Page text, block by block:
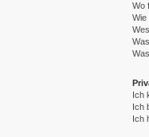
Wo
Wie
Ich
Ich
Ich